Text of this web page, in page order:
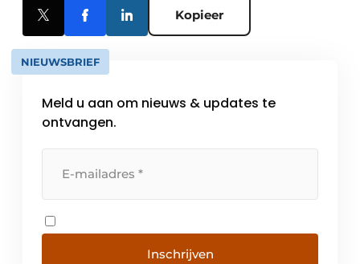
Kopieer
NIEUWSBRIEF
Meld u aan om nieuws & updates te
ontvangen.
Inschrijven